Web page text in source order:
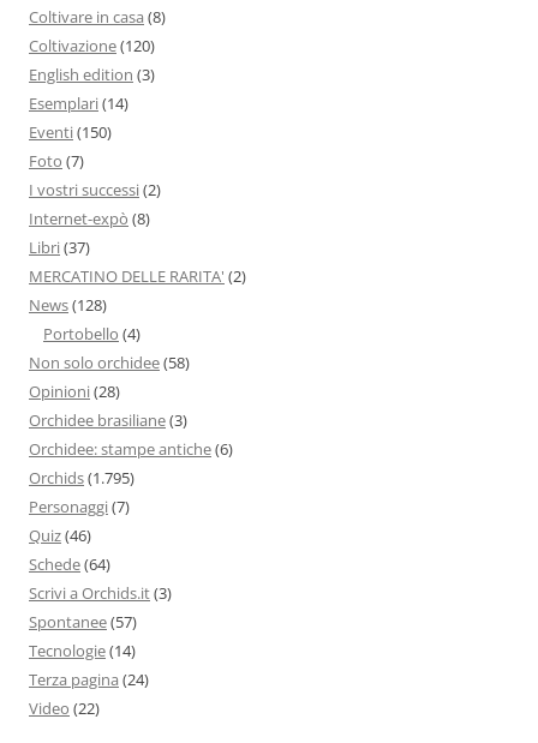
Coltivare in casa (8)
Coltivazione(120)
English edition (3)
Esemplari(14)
Eventi(150)
Foto (7)
I vostri successi(2)
Internet-expò (8)
Libri(37)
MERCATINO DELLE RARITA' (2)
News(128)
Portobello (4)
Non solo orchidee(58)
Opinioni(28)
Orchidee brasiliane(3)
Orchidee: stampe antiche(6)
Orchids(1.795)
Personaggi(7)
Quiz(46)
Schede(64)
Scrivi a Orchids.it(3)
Spontanee(57)
Tecnologie(14)
Terza pagina (24)
Video (22)